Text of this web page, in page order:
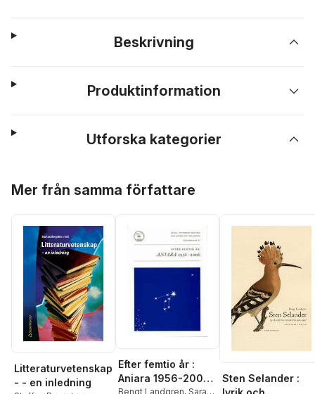
Beskrivning
Produktinformation
Utforska kategorier
Mer från samma författare
Litteraturvetenskap
- - en inledning
Efter femtio år :
Aniara 1956-2006 :
Bengt Landgren, Sara
Sten Selander :